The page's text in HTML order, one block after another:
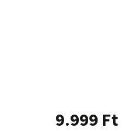
9.999 Ft